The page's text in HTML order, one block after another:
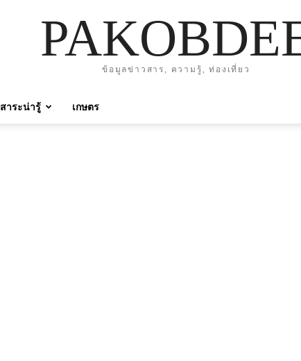
ข้อมูลข่าวสาร, ความรู้, ท่องเที่ยว
สาระน่ารู้ เกษตร